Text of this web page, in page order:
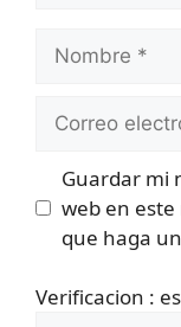
electrónico
Guardar mi
web en
que haga
Verificacion :